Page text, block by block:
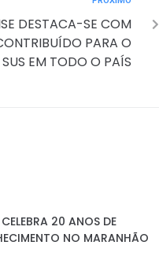
DESTACA-SE COM
PARA O
EM TODO O PAÍS
20 ANOS DE
NO MARANHÃO